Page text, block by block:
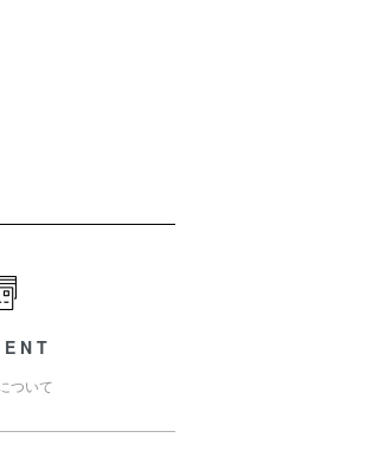
ついて